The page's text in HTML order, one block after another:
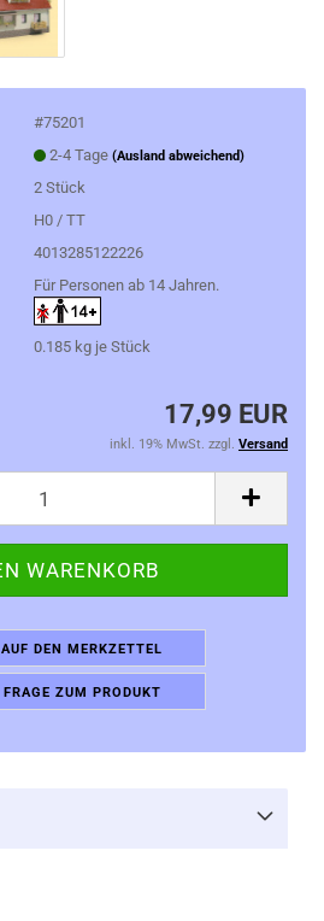
#75201
2-4 Tage (Ausland abweichend)
2 Stück
H0 / TT
4013285122226
Für Personen ab 14 Jahren.
0.185kg je Stück
17,99 EUR
inkl. 19% MwSt. zzgl. Versand
AUF DEN MERKZETTEL
FRAGE ZUM PRODUKT